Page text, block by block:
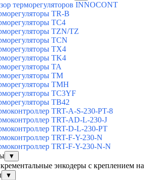
терморегуляторов INNOCONT
TR-B
TC4
TZN/TZ
TCN
TX4
TK4
TA
TM
TMH
TC3YF
TB42
TRT-A-S-230-PT-8
TRT-AD-L-230-J
TRT-D-L-230-PT
TRT-F-Y-230-N
TRT-F-Y-230-N-N
▼
энкодеры с креплением на
▼